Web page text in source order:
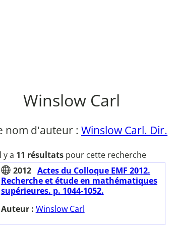
Winslow Carl
nom d'auteur : Winslow Carl. Dir.
y a 11 résultatspour cette recherche
2012 Actes du Colloque EMF 2012.
Recherche et étude en mathématiques
supérieures. p. 1044-1052.
Auteur : Winslow Carl